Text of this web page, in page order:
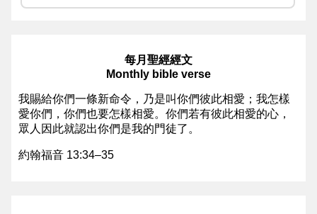
每月聖經經文
Monthly bible verse
我賜給你們一條新命令，乃是叫你們彼此相愛；我怎樣
愛你們，你們也要怎樣相愛。你們若有彼此相愛的心，
眾人因此就認出你們是我的門徒了。
約翰福音 13:34–35